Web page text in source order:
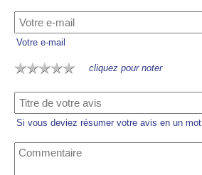
Votre e-mail
cliquez pour noter
Si vous deviez résumer votre avis en un mot